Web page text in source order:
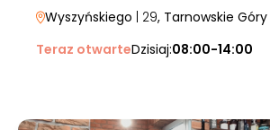
Wyszyńskiego | 29, Tarnowskie Góry
Teraz otwarteDzisiaj:08:00-14:00